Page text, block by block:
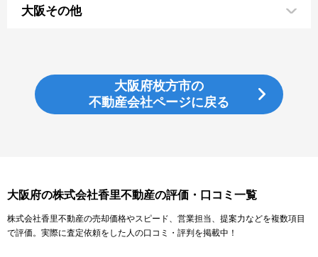
大阪その他
大阪府枚方市の
不動産会社ページに戻る
大阪府の株式会社香里不動産の評価・口コミ一覧
株式会社香里不動産の売却価格やスピード、営業担当、提案力などを複数項目
で評価。実際に査定依頼をした人の口コミ・評判を掲載中！